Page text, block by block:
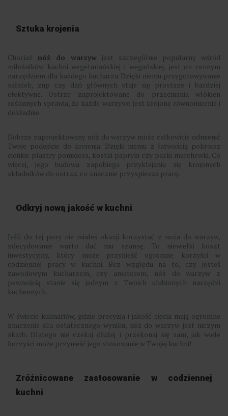
Sztuka krojenia
Chociaż nóż do warzyw jest szczególnie popularny wśród
miłośników kuchni wegetariańskiej i wegańskiej, jest on cennym
narzędziem dla każdego kucharza. Dzięki niemu przygotowywanie
sałatek, zup czy dań głównych staje się prostsze i bardziej
efektywne. Ostrze zaprojektowane do przecinania włókien
roślinnych sprawia, że każde warzywo jest krojone równomiernie i
dokładnie.
Dobrze zaprojektowany nóż do warzyw może całkowicie odmienić
Twoje podejście do krojenia. Dzięki niemu z łatwością pokroisz
cienkie plastry pomidora, kostki papryki czy paski marchewki. Co
więcej, jego budowa zapobiega przyklejaniu się krojonych
składników do ostrza, co znacznie przyspiesza pracę.
Odkryj nową jakość w kuchni
Jeśli do tej pory nie miałeś okazji korzystać z noża do warzyw,
zdecydowanie warto dać mu szansę. To niewielki koszt
inwestycyjny, który może przynieść ogromne korzyści w
codziennej pracy w kuchni. Bez względu na to, czy jesteś
zawodowym kucharzem, czy amatorem, nóż do warzyw z
pewnością stanie się jednym z Twoich ulubionych narzędzi
kuchennych.
W świecie kulinariów, gdzie precyzja i jakość cięcia mają ogromne
znaczenie dla ostatecznego wyniku, nóż do warzyw jest niczym
skarb. Dlatego nie czekaj dłużej i przekonaj się sam, jak wiele
korzyści może przynieść jego stosowanie w Twojej kuchni!
Zróżnicowane zastosowanie w codziennej
kuchni